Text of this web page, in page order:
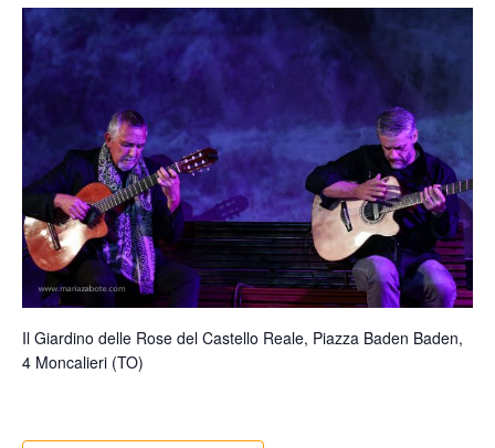
Il Giardino delle Rose del Castello Reale, Piazza Baden Baden,
4 Moncalieri (TO)